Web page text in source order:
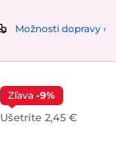
Možnosti dopravy ›
Zľava -9%
Ušetríte 2,45 €